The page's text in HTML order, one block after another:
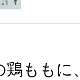
鶏もも